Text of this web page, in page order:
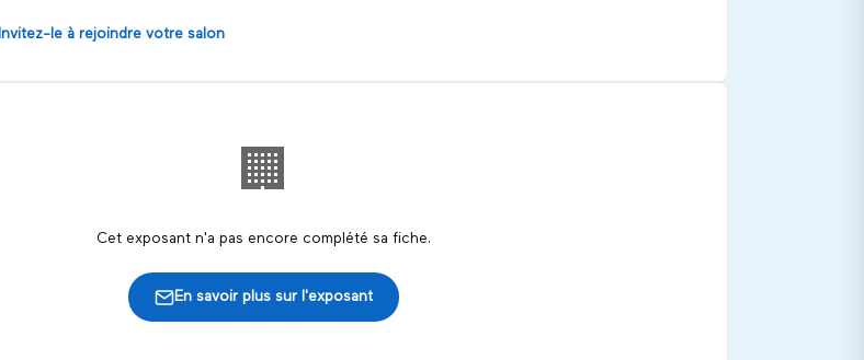
Invitez-le à rejoindre votre salon
🏢
Cet exposant n'a pas encore complété sa fiche.
En savoir plus sur l'exposant